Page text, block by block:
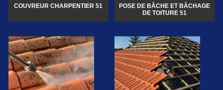
COUVREUR CHARPENTIER 51
POSE DE BÂCHE ET BÂCHAGE
DE TOITURE 51